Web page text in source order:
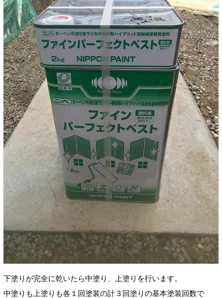
下塗りが完全に乾いたら中塗り、上塗りを行います。
中塗りも上塗りも各１回塗装の計３回塗りの基本塗装回数で